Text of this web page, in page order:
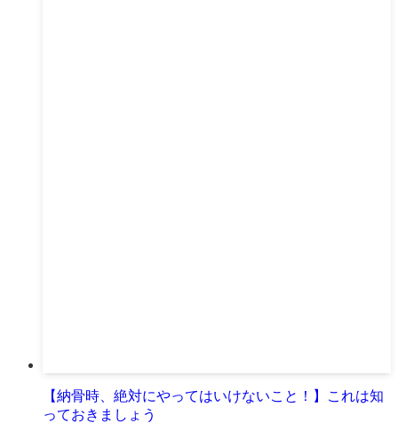
【納骨時、絶対にやってはいけないこと！】これは知
っておきましょう